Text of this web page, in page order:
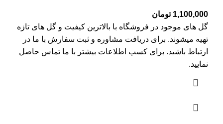
1,100,000 تومان
گل های موجود در فروشگاه با بالاترین کیفیت و گل های تازه
تهیه میشوند. برای دریافت مشاوره و ثبت سفارش با ما در
ارتباط باشید. برای کسب اطلاعات بیشتر با ما تماس حاصل
نمایید.